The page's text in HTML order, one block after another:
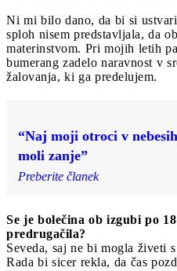
Ni mi bilo dano, da bi si
sploh nisem predstavljala, da
materinstvom. Pri mojih letih
bumerang zadelo naravnost v
žalovanja, ki ga predelujem.
“Naj moji otroci v
moli zanje”
Preberite članek
Se je bolečina ob izgubi po
predrugačila?
Seveda, saj ne bi mogla živeti
Rada bi sicer rekla, da čas